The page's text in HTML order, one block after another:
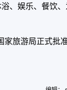
、娱乐、餐饮
旅游局正式批